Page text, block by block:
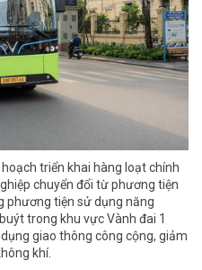
hoạch triển khai hàng loạt chính
chuyển đổi từ phương tiện
phương tiện sử dụng năng
trong khu vực Vành đai 1
giao thông công cộng, giảm
khí.